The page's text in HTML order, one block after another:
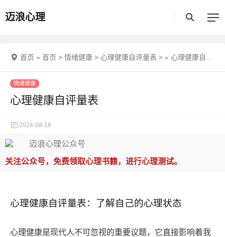
迈浪心理
首页 » 首页 > 情绪健康 > 心理健康自评量表 > » 心理健康自评量表
情绪健康
心理健康自评量表
2024-08-18
关注公众号，免费领取心理书籍，进行心理测试。
心理健康自评量表：了解自己的心理状态
心理健康是现代人不可忽视的重要议题，它直接影响着我